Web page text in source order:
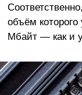
объём
Мбайт — как и